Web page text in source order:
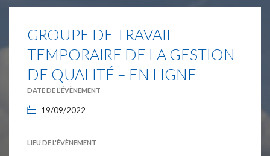
GROUPE DE TRAVAIL
TEMPORAIRE DE LA GESTION
DE QUALITÉ – EN LIGNE
DATE DE L'ÉVÈNEMENT
19/09/2022
LIEU DE L'ÉVÈNEMENT